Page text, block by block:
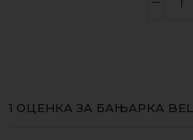
1 ОЦЕНКА ЗА БАЊАРКА